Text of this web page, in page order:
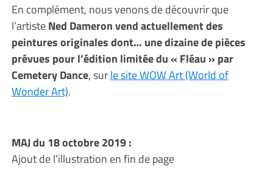
En complément, nous venons de découvrir que
l’artisteNed Dameron vend actuellement des
peintures originales dont… une dizaine de pièces
prévues pour l’édition limitée du « Fléau » par
Cemetery Dance, surle site WOW Art (World of
Wonder Art).
MAJ du 18 octobre 2019 :
Ajout de l’illustration en fin de page